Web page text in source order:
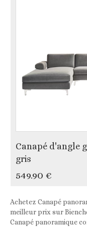
Canapé d'angle
gris
549.90 €
Achetez Canapé
meilleur prix sur
Canapé panoramique